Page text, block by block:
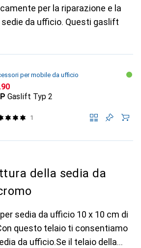
per la riparazione e la
da ufficio. Questi gaslift
per mobile da ufficio
Gaslift Typ 2
1
della sedia da
sedia da ufficio 10 x 10 cm di
questo telaio ti consentiamo
da ufficio.Se il telaio della